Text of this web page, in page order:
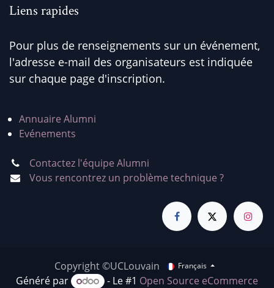
Liens rapides
Pour plus de renseignements sur un événement,
l'adresse e-mail des organisateurs est indiquée
sur chaque page d'inscription.
Annuaire Alumni
Evénements
Contactez l'équipe Alumni
Vous rencontrez un problème technique ?
Copyright ©UCLouvain Français
Généré par - Le #1 Open Source eCommerce